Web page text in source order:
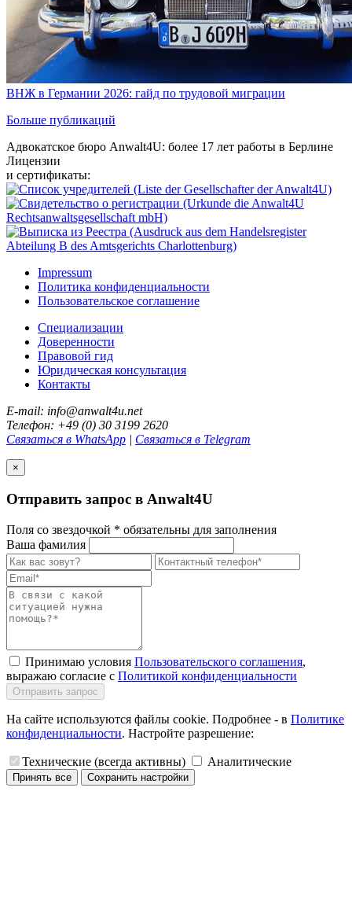
ВНЖ в Германии 2026: гайд по трудовой миграции
Больше публикаций
Адвокатское бюро Anwalt4U: более 17 лет работы в Берлине
Лицензии
и сертификаты:
Impressum
Политика конфиденциальности
Пользовательское соглашение
Специализации
Доверенности
Правовой гид
Юридическая консультация
Контакты
E-mail: info@anwalt4u.net
Телефон: +49 (0) 30 3199 2620
Связаться в WhatsApp | Связаться в Telegram
×
Отправить запрос в Anwalt4U
Поля со звездочкой * обязательны для заполнения
Ваша фамилия
Принимаю условия Пользовательского соглашения,
выражаю согласие с Политикой конфиденциальности
Отправить запрос
На сайте используются файлы cookie. Подробнее - в Политике
конфиденциальности. Настройте разрешение:
Технические (всегда активны) Аналитические
Принять все Сохранить настройки